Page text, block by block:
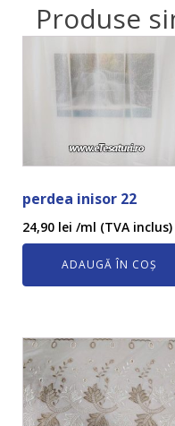
Produse
perdea inisor 22
24,90 lei /ml (TVA inclus)
ADAUGĂ ÎN COȘ